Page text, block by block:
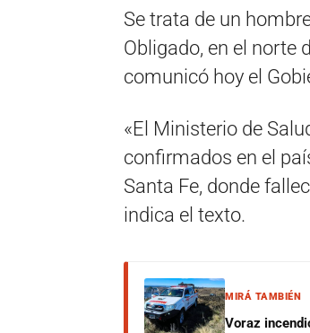
Se trata de un
Obligado, en el norte
comunicó hoy el
«El Ministerio de
confirmados en el
Santa Fe, donde
indica el texto.
MIRÁ TAMBIÉN
Voraz